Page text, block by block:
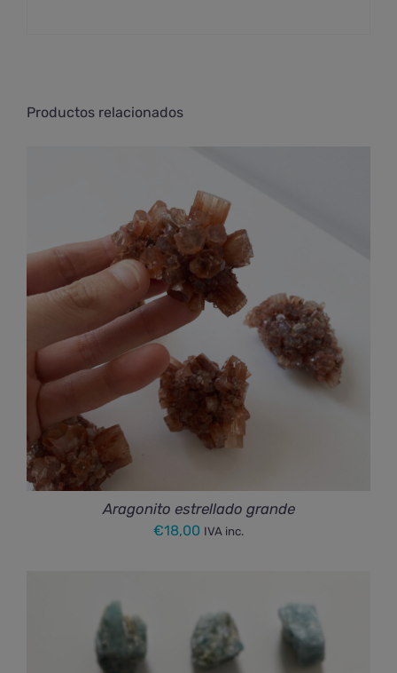
Productos relacionados
Aragonito estrellado grande
€18,00 IVA inc.